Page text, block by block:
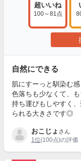
超いいね
100～81点
自然にできる
肌にすーっと馴染む
色落ちも少なくて、も
持ち運びもしやすく
られる大きさです◎
おこじょ さん
1位(100点)の評価